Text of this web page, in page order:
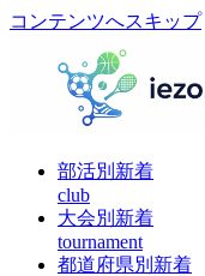
コンテンツへスキップ
部活別新着
club
大会別新着
tournament
都道府県別新着